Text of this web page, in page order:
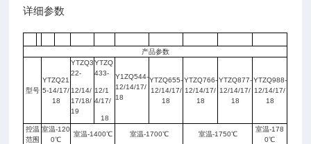
详细参数
产品参数
型号
YTZQ21
5-14/17/
18
YTZQ3
22-
12/14/
17/18/
19
YTZQ
433-
12/1
4/17/
18
Y1ZQ544-
12/14/17/
18
YTZQ655-
12/14/17/
18
YTZQ766-
12/14/17/
18
YTZQ877-
12/14/17/
18
YTZQ988-
12/14/17/
18
控温
范围
室温-120
0℃
室温-1400℃ 室温-1700℃ 室温-1750℃
室温-178
0℃